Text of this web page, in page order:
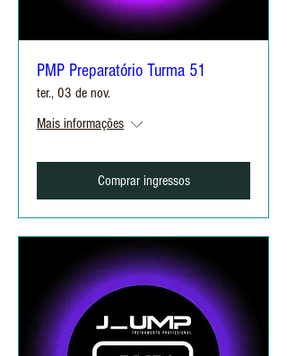
PMP Preparatório Turma 51
ter., 03 de nov.
Mais informações
Comprar ingressos